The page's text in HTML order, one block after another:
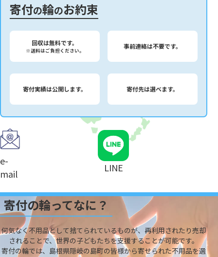
寄付の輪のお約束
回収は無料です。
※送料はご負担ください。
事前連絡は不要です。
寄付実績は公開します。 寄付先は選べます。
e-
mail
LINE
寄付の輪ってなに？
何気なく不用品として捨てられているものが、再利用されたり売却
されることで、世界の子どもたちを支援することが可能です。
寄付の輪では、島根県隠岐の島町の皆様から寄せられた不用品を選